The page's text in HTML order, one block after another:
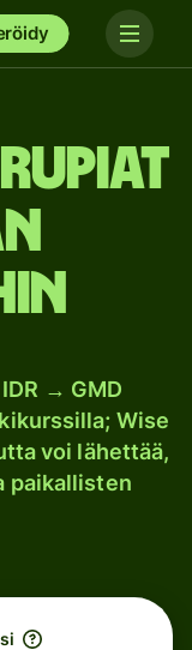
rupiat
→ GMD
Wise
voi lähettää,
paikallisten